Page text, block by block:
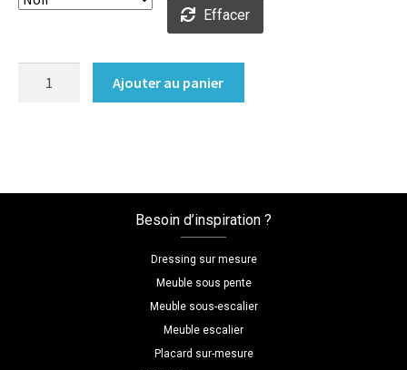
Effacer
Ajouter au panier
Besoin d’inspiration ?
Dressing sur mesure
Meuble sous pente
Meuble sous-escalier
Meuble escalier
Placard sur-mesure